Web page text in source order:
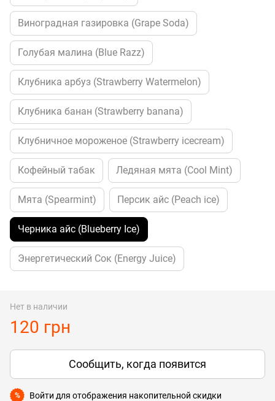
Виноградная газировка (Grape Soda)
Голубая малина (Blue Razz)
Клубника арбуз (Strawberry Watermelon)
Клубника банан (Strawberry banana)
Клубничное мороженое (Strawberry icecream)
Кофейный табак Ледяная мята (Cool Mint)
Мята (Spearmint) Персик айс (Peach ice)
Черника айс (Blueberry Ice)
Энергетический Сок (Energy Juice)
Нет в наличии
120 грн
Сообщить, когда появится
% Войти для отображения накопительной скидки